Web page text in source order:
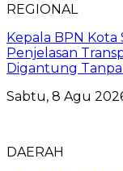
REGIONAL
Kepala BPN
Penjelasan
Digantung Tanpa
Sabtu, 8 Agu
DAERAH